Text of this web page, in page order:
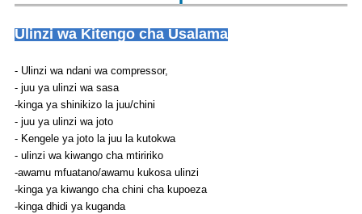
Ulinzi wa Kitengo cha Usalama
- Ulinzi wa ndani wa compressor,
- juu ya ulinzi wa sasa
-kinga ya shinikizo la juu/chini
- juu ya ulinzi wa joto
- Kengele ya joto la juu la kutokwa
- ulinzi wa kiwango cha mtiririko
-awamu mfuatano/awamu kukosa ulinzi
-kinga ya kiwango cha chini cha kupoeza
-kinga dhidi ya kuganda